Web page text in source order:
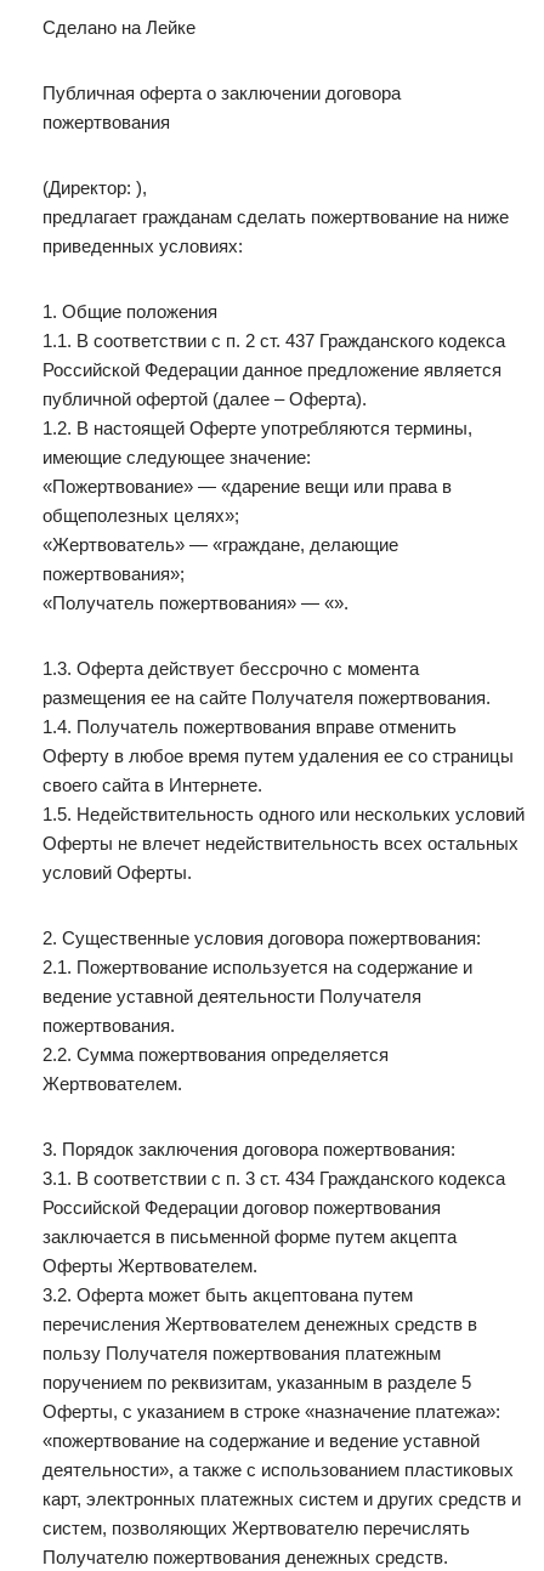
Сделано на Лейке
Публичная оферта о заключении договора
пожертвования
(Директор: ),
предлагает гражданам сделать пожертвование на ниже
приведенных условиях:
1. Общие положения
1.1. В соответствии с п. 2 ст. 437 Гражданского кодекса
Российской Федерации данное предложение является
публичной офертой (далее – Оферта).
1.2. В настоящей Оферте употребляются термины,
имеющие следующее значение:
«Пожертвование» — «дарение вещи или права в
общеполезных целях»;
«Жертвователь» — «граждане, делающие
пожертвования»;
«Получатель пожертвования» — «».
1.3. Оферта действует бессрочно с момента
размещения ее на сайте Получателя пожертвования.
1.4. Получатель пожертвования вправе отменить
Оферту в любое время путем удаления ее со страницы
своего сайта в Интернете.
1.5. Недействительность одного или нескольких условий
Оферты не влечет недействительность всех остальных
условий Оферты.
2. Существенные условия договора пожертвования:
2.1. Пожертвование используется на содержание и
ведение уставной деятельности Получателя
пожертвования.
2.2. Сумма пожертвования определяется
Жертвователем.
3. Порядок заключения договора пожертвования:
3.1. В соответствии с п. 3 ст. 434 Гражданского кодекса
Российской Федерации договор пожертвования
заключается в письменной форме путем акцепта
Оферты Жертвователем.
3.2. Оферта может быть акцептована путем
перечисления Жертвователем денежных средств в
пользу Получателя пожертвования платежным
поручением по реквизитам, указанным в разделе 5
Оферты, с указанием в строке «назначение платежа»:
«пожертвование на содержание и ведение уставной
деятельности», а также с использованием пластиковых
карт, электронных платежных систем и других средств и
систем, позволяющих Жертвователю перечислять
Получателю пожертвования денежных средств.